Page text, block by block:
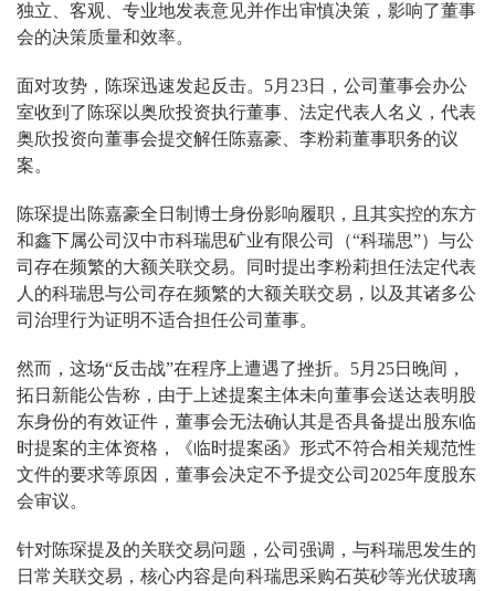
独立、客观、专业地发表意见并作出审慎决策，影响了董事
会的决策质量和效率。
面对攻势，陈琛迅速发起反击。5月23日，公司董事会办公
室收到了陈琛以奥欣投资执行董事、法定代表人名义，代表
奥欣投资向董事会提交解任陈嘉豪、李粉莉董事职务的议
案。
陈琛提出陈嘉豪全日制博士身份影响履职，且其实控的东方
和鑫下属公司汉中市科瑞思矿业有限公司（“科瑞思”）与公
司存在频繁的大额关联交易。同时提出李粉莉担任法定代表
人的科瑞思与公司存在频繁的大额关联交易，以及其诸多公
司治理行为证明不适合担任公司董事。
然而，这场“反击战”在程序上遭遇了挫折。5月25日晚间，
拓日新能公告称，由于上述提案主体未向董事会送达表明股
东身份的有效证件，董事会无法确认其是否具备提出股东临
时提案的主体资格，《临时提案函》形式不符合相关规范性
文件的要求等原因，董事会决定不予提交公司2025年度股东
会审议。
针对陈琛提及的关联交易问题，公司强调，与科瑞思发生的
日常关联交易，核心内容是向科瑞思采购石英砂等光伏玻璃